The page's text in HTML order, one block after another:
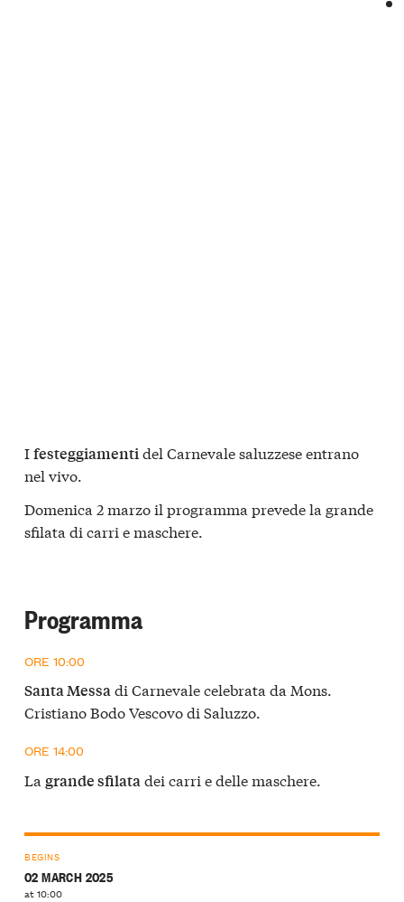
Ifesteggiamentidel Carnevale saluzzese entrano
nel vivo.
Domenica 2 marzo il programma prevede la grande
sfilata di carri e maschere.
Programma
ORE 10:00
Santa Messadi Carnevale celebrata da Mons.
Cristiano Bodo Vescovo di Saluzzo.
ORE 14:00
La grande sfilatadei carri e delle maschere.
BEGINS
02 MARCH 2025
at 10:00